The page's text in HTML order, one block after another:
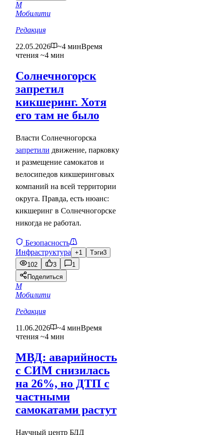
М
Мобилити
Редакция
22.05.2026
~4 минВремя
чтения ~4 мин
Солнечногорск
запретил
кикшеринг. Хотя
его там не было
Власти Солнечногорска
запретили движение, парковку
и размещение самокатов и
велосипедов кикшеринговых
компаний на всей территории
округа. Правда, есть нюанс:
кикшеринг в Солнечногорске
никогда не работал.
Безопасность
Инфраструктура +1 Тэги3
102
3
1
Поделиться
М
Мобилити
Редакция
11.06.2026
~4 минВремя
чтения ~4 мин
МВД: аварийность
с СИМ снизилась
на 26%, но ДТП с
частными
самокатами растут
Научный центр БДД